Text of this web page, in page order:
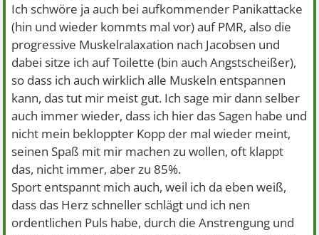
Ich schwöre ja auch bei aufkommender Panikattacke
(hin und wieder kommts mal vor) auf PMR, also die
progressive Muskelralaxation nach Jacobsen und
dabei sitze ich auf Toilette (bin auch Angstscheißer),
so dass ich auch wirklich alle Muskeln entspannen
kann, das tut mir meist gut. Ich sage mir dann selber
auch immer wieder, dass ich hier das Sagen habe und
nicht mein bekloppter Kopp der mal wieder meint,
seinen Spaß mit mir machen zu wollen, oft klappt
das, nicht immer, aber zu 85%.
Sport entspannt mich auch, weil ich da eben weiß,
dass das Herz schneller schlägt und ich nen
ordentlichen Puls habe, durch die Anstrengung und